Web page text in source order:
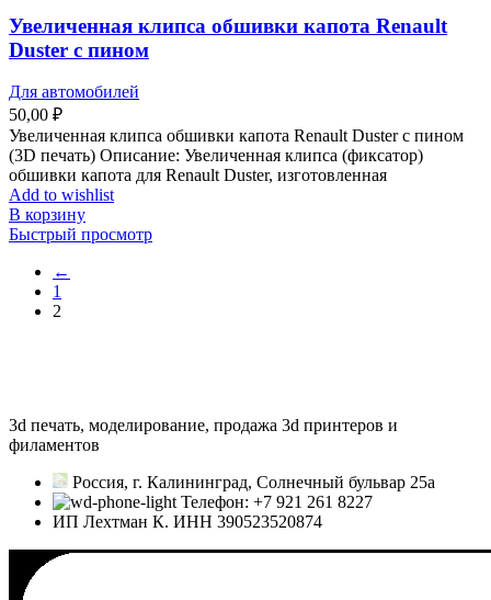
Увеличенная клипса обшивки капота Renault
Duster с пином
Для автомобилей
50,00 ₽
Увеличенная клипса обшивки капота Renault Duster с пином
(3D печать) Описание: Увеличенная клипса (фиксатор)
обшивки капота для Renault Duster, изготовленная
Add to wishlist
В корзину
Быстрый просмотр
←
1
2
3d печать, моделирование, продажа 3d принтеров и
филаментов
Россия, г. Калининград, Солнечный бульвар 25а
Телефон: +7 921 261 8227
ИП Лехтман К. ИНН 390523520874